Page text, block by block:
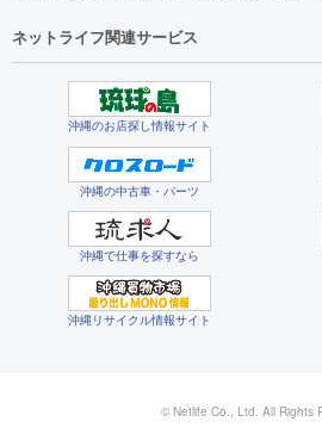
ネットライフ関連サービス
沖縄のお店探し情報サイト
沖縄の中古車・パーツ
沖縄で仕事を探すなら
沖縄リサイクル情報サイト
© Netlife Co., Ltd. All Rights